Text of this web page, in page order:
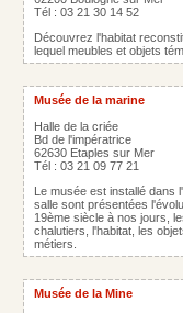
Tél : 03 21 30 14 52
Découvrez l'habitat
lequel meubles et objets
Musée de la marine
Halle de la criée
Bd de l'impératrice
62630 Etaples sur Mer
Tél : 03 21 09 77 21
Le musée est installé dans
salle sont présentées
19ème siècle à nos jours,
chalutiers, l'habitat, les
métiers.
Musée de la Mine